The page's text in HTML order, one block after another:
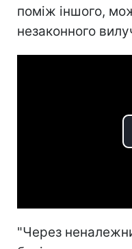
поміж іншого,
незаконного
"Через